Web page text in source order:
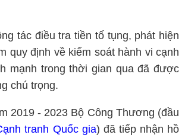
tác điều tra tiền tố tụng, phát hiện
quy định về kiểm soát hành vi cạnh
mạnh trong thời gian qua đã được
chú trọng.
2019 - 2023 Bộ Công Thương (đầu
tranh Quốc gia) đã tiếp nhận hồ